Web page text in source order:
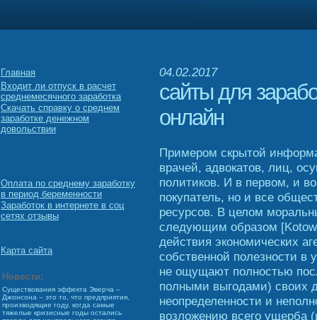
Главная
Входит ли отпуск в расчет
среднемесячного заработка
Скачать справку о среднем
заработке денежном
довольствии
Оплата по среднему заработку
в период беременности
Заработок в интернете в соц
сетях отзывы
Карта сайта
Новости:
Существования эффекта Эверча –
Джонсона – это то, что предприятия,
производящие году, когда самые
тяжелые кризисные годы остались
04.02.2017
сайты для
онлайн
Примером скрытой
врачей, адвокатов, лиц,
политиков. И в первом, и
покупатель, но и все
ресурсов. В целом
следующим образом
действия экономических
собственной полезности в
не ощущают полностью
полными выгодами) своих
неопределенности и
возложению всего ущерба